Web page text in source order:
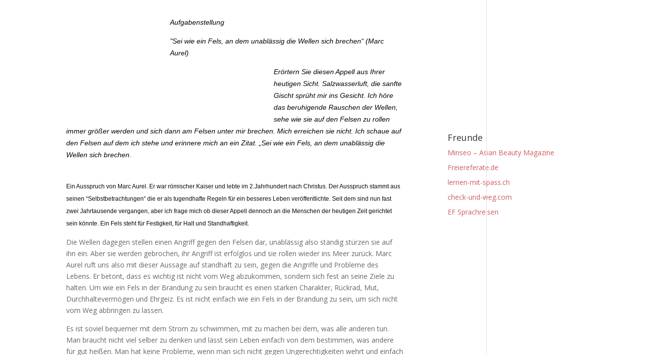
Aufgabenstellung
"Sei wie ein Fels, an dem unablässig die Wellen sich brechen“ (Marc
Aurel)
Erörtern Sie diesen Appell aus Ihrer
heutigen Sicht. Salzwasserluft, die sanfte
Gischt sprüht mir ins Gesicht. Ich höre
das beruhigende Rauschen der Wellen,
sehe wie sie auf den Felsen zu rollen
immer größer werden und sich dann am Felsen unter mir brechen. Mich erreichen sie nicht. Ich schaue auf
den Felsen auf dem ich stehe und erinnere mich an ein Zitat. „Sei wie ein Fels, an dem unablässig die
Wellen sich brechen.
Ein Ausspruch von Marc Aurel. Er war römischer Kaiser und lebte im 2.Jahrhundert nach Christus. Der Ausspruch stammt aus
seinen “Selbstbetrachtungen“ die er als tugendhafte Regeln für ein besseres Leben veröffentlichte. Seit dem sind nun fast
zwei Jahrtausende vergangen, aber ich frage mich ob dieser Appell dennoch an die Menschen der heutigen Zeit gerichtet
sein könnte. Ein Fels steht für Festigkeit, für Halt und Standhaftigkeit.
Die Wellen dagegen stellen einen Angriff gegen den Felsen dar, unablässig also ständig stürzen sie auf
ihn ein. Aber sie werden gebrochen, ihr Angriff ist erfolglos und sie rollen wieder ins Meer zurück. Marc
Aurel ruft uns also mit dieser Aussage auf standhaft zu sein, gegen die Angriffe und Probleme des
Lebens. Er betont, dass es wichtig ist nicht vom Weg abzukommen, sondern sich fest an seine Ziele zu
halten. Um wie ein Fels in der Brandung zu sein braucht es einen starken Charakter, Rückrad, Mut,
Durchhaltevermögen und Ehrgeiz. Es ist nicht einfach wie ein Fels in der Brandung zu sein, um sich nicht
vom Weg abbringen zu lassen.
Es ist soviel bequemer mit dem Strom zu schwimmen, mit zu machen bei dem, was alle anderen tun.
Man braucht nicht viel selber zu denken und lässt sein Leben einfach von dem bestimmen, was andere
für gut heißen. Man hat keine Probleme, wenn man sich nicht gegen Ungerechtigkeiten wehrt und einfach
Freunde
Minseo – Asian Beauty Magazine
Freiereferate.de
lernen-mit-spass.ch
check-und-weg.com
EF Sprachreisen